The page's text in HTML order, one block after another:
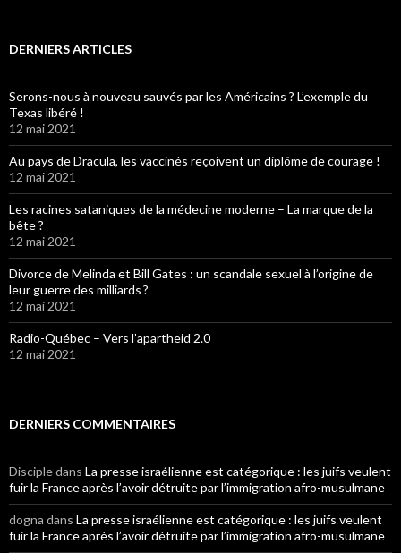
DERNIERS ARTICLES
Serons-nous à nouveau sauvés par les Américains ? L’exemple du
Texas libéré !
12 mai 2021
Au pays de Dracula, les vaccinés reçoivent un diplôme de courage !
12 mai 2021
Les racines sataniques de la médecine moderne – La marque de la
bête ?
12 mai 2021
Divorce de Melinda et Bill Gates : un scandale sexuel à l’origine de
leur guerre des milliards ?
12 mai 2021
Radio-Québec – Vers l’apartheid 2.0
12 mai 2021
DERNIERS COMMENTAIRES
Discipledans La presse israélienne est catégorique : les juifs veulent
fuir la France après l’avoir détruite par l’immigration afro-musulmane
dogna dans La presse israélienne est catégorique : les juifs veulent
fuir la France après l’avoir détruite par l’immigration afro-musulmane